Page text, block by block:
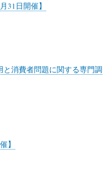
31日開催】
消費者問題に関する専門調
】